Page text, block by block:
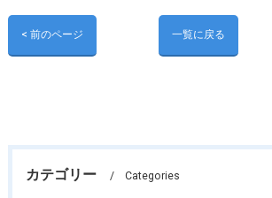
< 前のページ 一覧に戻る
カテゴリー Categories